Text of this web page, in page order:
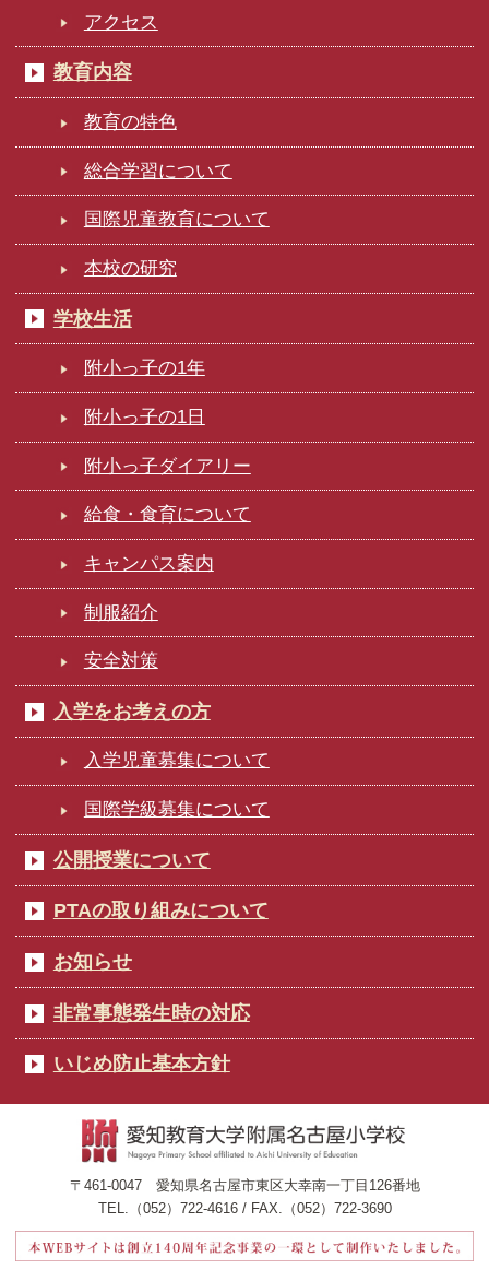
アクセス
教育内容
教育の特色
総合学習について
国際児童教育について
本校の研究
学校生活
附小っ子の1年
附小っ子の1日
附小っ子ダイアリー
給食・食育について
キャンパス案内
制服紹介
安全対策
入学をお考えの方
入学児童募集について
国際学級募集について
公開授業について
PTAの取り組みについて
お知らせ
非常事態発生時の対応
いじめ防止基本方針
〒461-0047 愛知県名古屋市東区大幸南一丁目126番地
TEL.（052）722-4616 / FAX.（052）722-3690